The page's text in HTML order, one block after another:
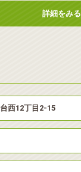
詳細をみる
西12丁目2-15